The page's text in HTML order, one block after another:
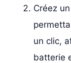
Créez
un clic,
batterie